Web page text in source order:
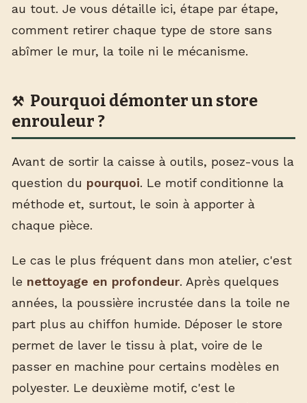
au tout. Je vous détaille ici, étape par étape,
comment retirer chaque type de store sans
abîmer le mur, la toile ni le mécanisme.
Pourquoi démonter un store
enrouleur ?
Avant de sortir la caisse à outils, posez-vous la
question du pourquoi. Le motif conditionne la
méthode et, surtout, le soin à apporter à
chaque pièce.
Le cas le plus fréquent dans mon atelier, c'est
le nettoyage en profondeur. Après quelques
années, la poussière incrustée dans la toile ne
part plus au chiffon humide. Déposer le store
permet de laver le tissu à plat, voire de le
passer en machine pour certains modèles en
polyester. Le deuxième motif, c'est le